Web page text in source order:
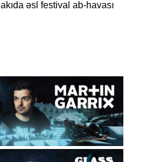
əsl festival ab-havası